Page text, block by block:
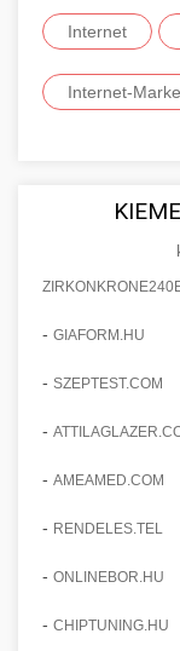
Internet
Internet-
- GIAFORM.HU
- SZEPTEST.COM
-
- AMEAMED.COM
- RENDELES.TEL
- ONLINEBOR.HU
- CHIPTUNING.HU